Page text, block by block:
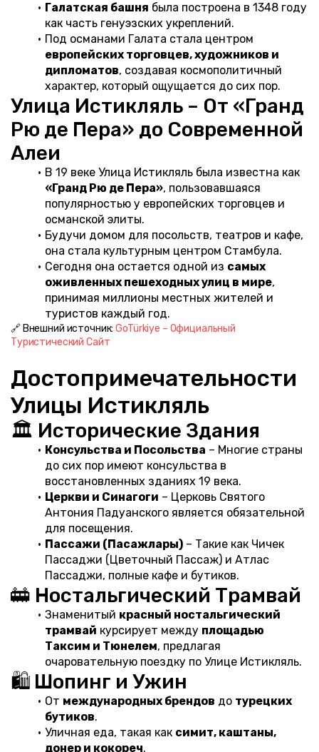
Галатская башня была построена в 1348 году
как часть генуэзских укреплений.
европейских торговцев, художников и
дипломатов, создавая космополитичный
характер, который ощущается до сих пор.
Улица Истикляль – От «Гранд
Рю де Пера» до Современной
Алеи
В 19 веке Улица Истикляль была известна как
«Гранд Рю де Пера», пользовавшаяся
популярностью у европейских торговцев и
османской элиты.
Будучи домом для посольств, театров и кафе,
она стала культурным центром Стамбула.
Сегодня она остается одной из самых
оживленных пешеходных улиц в мире,
принимая миллионы местных жителей и
туристов каждый год.
🔗 Внешний источник: GoTürkiye – Официальный
Туристический Сайт
Достопримечательности
Улицы Истикляль
🏛️ Исторические Здания
Консульства и Посольства – Многие страны
до сих пор имеют консульства в
восстановленных зданиях 19 века.
Церкви и Синагоги – Церковь Святого
Антония Падуанского является обязательной
для посещения.
Пассажи (Пасажлары) – Такие как Чичек
Пассаджи (Цветочный Пассаж) и Атлас
Пассаджи, полные кафе и бутиков.
🚋 Ностальгический Трамвай
Знаменитый красный ностальгический
трамвай курсирует между площадью
Таксим и Тюнелем, предлагая
очаровательную поездку по Улице Истикляль.
🛍️ Шопинг и Ужин
От международных брендов до турецких
бутиков.
Уличная еда, такая как симит, каштаны,
донер и кокореч.